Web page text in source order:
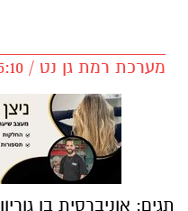
מערכת רמת גן נט / 15:10 01.06.26
תגים: אוניברסית בן גוריון